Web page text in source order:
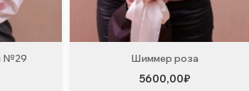
№29 Шиммер роза
5600,00₽